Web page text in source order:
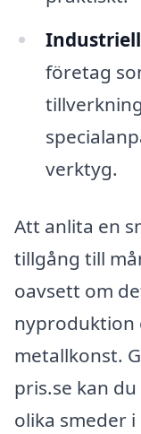
företag
verktyg.
Att anlita en
tillgång till
oavsett om
nyproduktion
metallkonst.
pris.se kan
olika smeder